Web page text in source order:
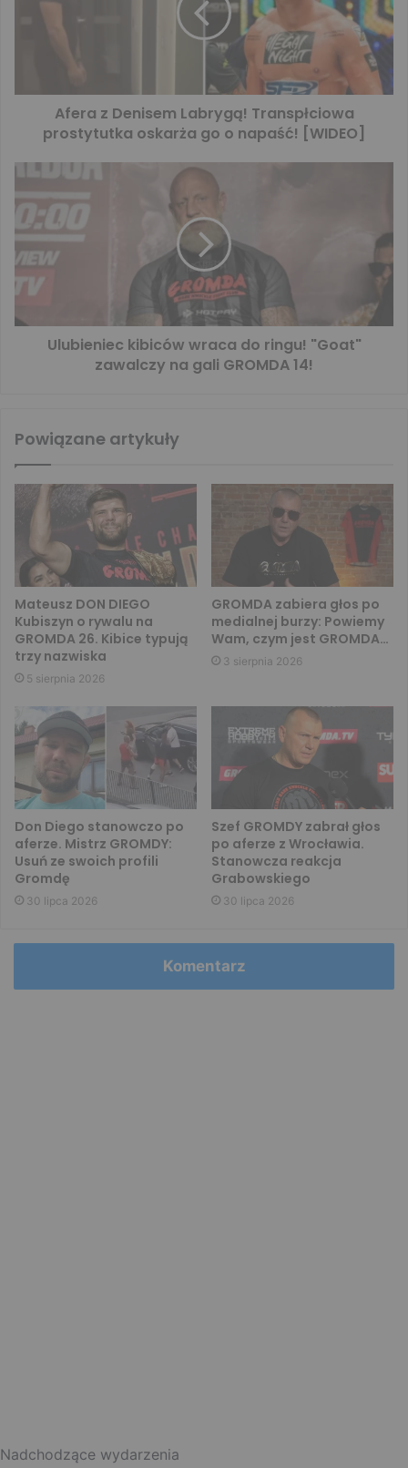
Afera z Denisem Labrygą! Transpłciowa
prostytutka oskarża go o napaść! [WIDEO]
Ulubieniec kibiców wraca do ringu! "Goat"
zawalczy na gali GROMDA 14!
Powiązane artykuły
Mateusz DON DIEGO
Kubiszyn o rywalu na
GROMDA 26. Kibice typują
trzy nazwiska
5 sierpnia 2026
GROMDA zabiera głos po
medialnej burzy: Powiemy
Wam, czym jest GROMDA…
3 sierpnia 2026
Don Diego stanowczo po
aferze. Mistrz GROMDY:
Usuń ze swoich profili
Gromdę
30 lipca 2026
Szef GROMDY zabrał głos
po aferze z Wrocławia.
Stanowcza reakcja
Grabowskiego
30 lipca 2026
Komentarz
Nadchodzące wydarzenia